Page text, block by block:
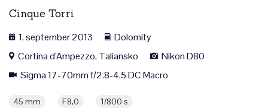
Cinque Torri
1. september 2013
Dolomity
Cortina d'Ampezzo, Taliansko
Nikon D80
Sigma 17-70mm f/2.8-4.5 DC Macro
45 mm F8,0 1/800 s